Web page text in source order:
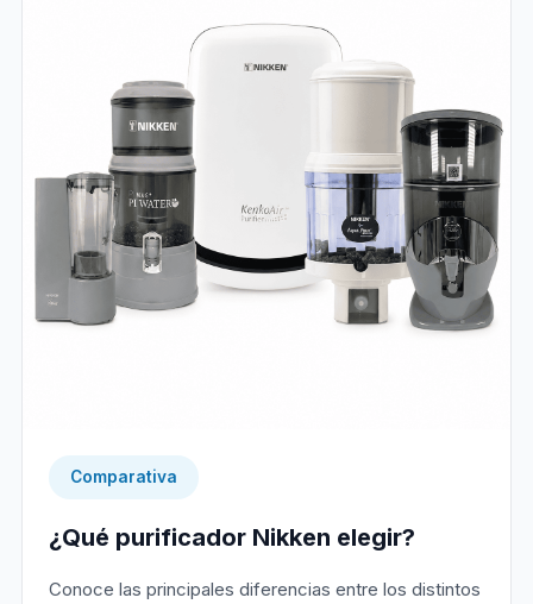
Comparativa
¿Qué purificador Nikken elegir?
Conoce las principales diferencias entre los distintos